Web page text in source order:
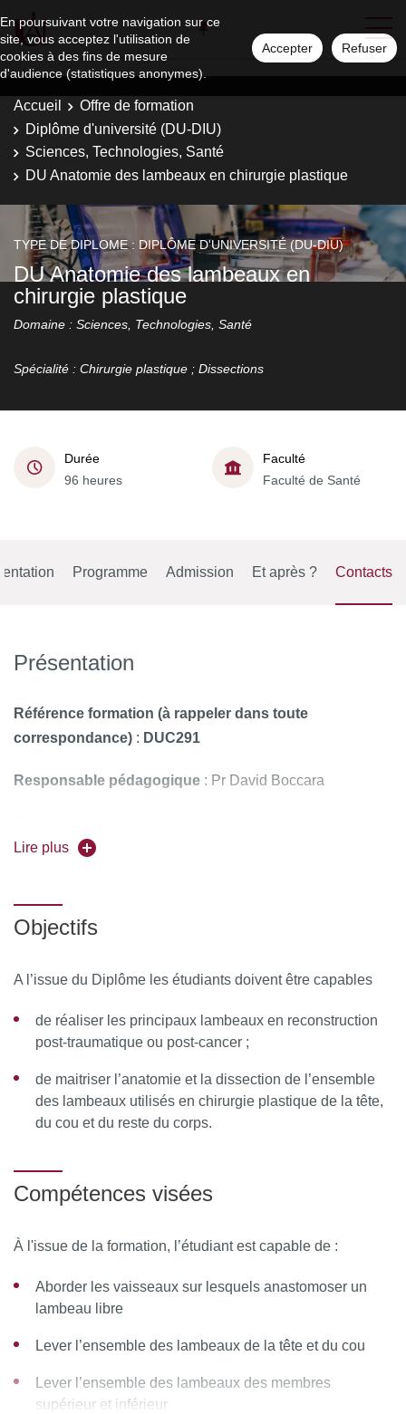
En poursuivant votre navigation sur ce
site, vous acceptez l'utilisation de
cookies à des fins de mesure
d'audience (statistiques anonymes).
Accepter Refuser
Accueil
Offre de formation
Diplôme d'université (DU-DIU)
Sciences, Technologies, Santé
DU Anatomie des lambeaux en chirurgie plastique
TYPE DE DIPLOME : DIPLÔME D'UNIVERSITÉ (DU-DIU)
DU Anatomie des lambeaux en
chirurgie plastique
Domaine : Sciences, Technologies, Santé
Spécialité : Chirurgie plastique ; Dissections
Durée
96 heures
Faculté
Faculté de Santé
Programme Admission Et après ? Contacts
Présentation
Référence formation (à rappeler dans toute
correspondance) : DUC291
Responsable pédagogique : Pr David Boccara
pratique)
Lire plus
Objectifs
A l’issue du Diplôme les étudiants doivent être capables
de réaliser les principaux lambeaux en reconstruction
post-traumatique ou post-cancer ;
de maitriser l’anatomie et la dissection de l’ensemble
des lambeaux utilisés en chirurgie plastique de la tête,
du cou et du reste du corps.
Compétences visées
À l'issue de la formation, l’étudiant est capable de :
Aborder les vaisseaux sur lesquels anastomoser un
lambeau libre
Lever l’ensemble des lambeaux de la tête et du cou
Lever l’ensemble des lambeaux des membres
supérieur et inférieur